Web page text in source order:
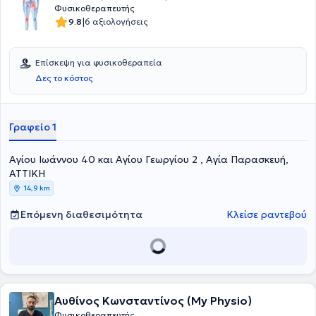
Φυσικοθεραπευτής
9.8|6 αξιολογήσεις
Επίσκεψη για φυσικοθεραπεία
Δες το κόστος
Γραφείο 1
Αγίου Ιωάννου 40 και Αγίου Γεωργίου 2 , Αγία Παρασκευή,
ΑΤΤΙΚΗ
14,9 km
Επόμενη διαθεσιμότητα Κλείσε ραντεβού
Αυθίνος Κωνσταντίνος (My Physio)